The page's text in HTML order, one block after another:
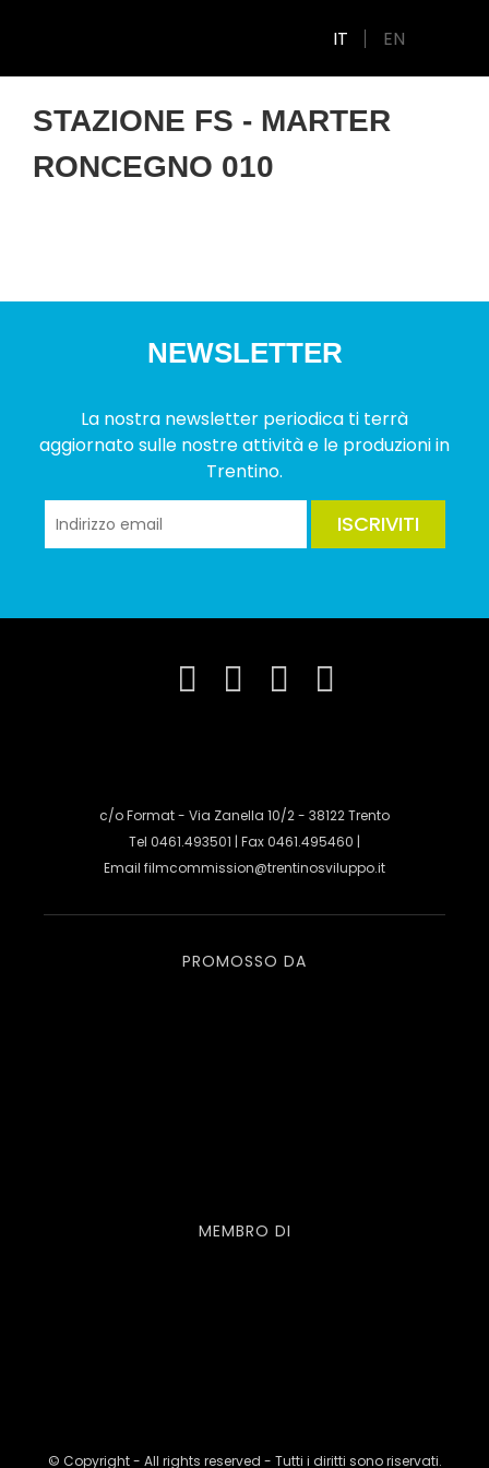
IT EN
STAZIONE FS - MARTER
RONCEGNO 010
NEWSLETTER
La nostra newsletter periodica ti terrà
aggiornato sulle nostre attività e le produzioni in
Trentino.
ISCRIVITI
c/o Format - Via Zanella 10/2 - 38122 Trento
Tel 0461.493501 | Fax 0461.495460 |
Email filmcommission@trentinosviluppo.it
PROMOSSO DA
MEMBRO DI
© Copyright - All rights reserved - Tutti i diritti sono riservati.